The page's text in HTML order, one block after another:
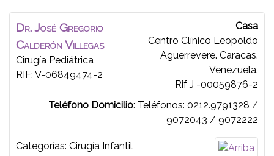
Dr.José Gregorio
Calderón Villegas
Cirugía Pediátrica
RIF: V-06849474-2
Casa
Centro Clínico Leopoldo
Aguerrevere. Caracas.
Venezuela.
Rif J -00059876-2
Teléfono Domicilio: Teléfonos: 0212.9791328 /
9072043 / 9072222
Categorías: Cirugía Infantil